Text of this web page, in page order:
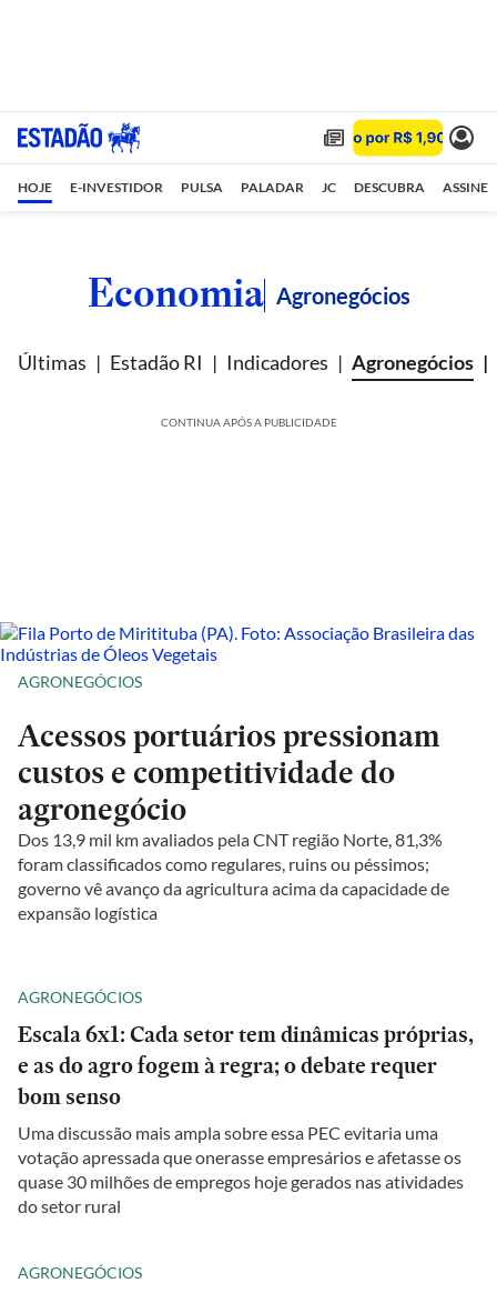
HOJE E-INVESTIDOR PULSA PALADAR JC DESCUBRA ASSINE
Economia Agronegócios
Últimas Estadão RI Indicadores Agronegócios
CONTINUA APÓS A PUBLICIDADE
AGRONEGÓCIOS
Acessos portuários pressionam
custos e competitividade do
agronegócio
Dos 13,9 mil km avaliados pela CNT região Norte, 81,3%
foram classificados como regulares, ruins ou péssimos;
governo vê avanço da agricultura acima da capacidade de
expansão logística
AGRONEGÓCIOS
Escala 6x1: Cada setor tem dinâmicas próprias,
e as do agro fogem à regra; o debate requer
bom senso
Uma discussão mais ampla sobre essa PEC evitaria uma
votação apressada que onerasse empresários e afetasse os
quase 30 milhões de empregos hoje gerados nas atividades
do setor rural
AGRONEGÓCIOS